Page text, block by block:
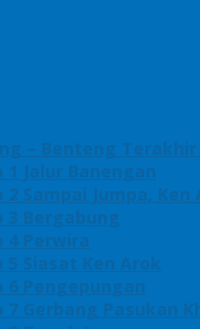
– Benteng
1 Jalur Banengan
2 Sampai Jumpa, Ken
3 Bergabung
4 Perwira
5 Siasat Ken Arok
6 Pengepungan
7 Gerbang Pasukan